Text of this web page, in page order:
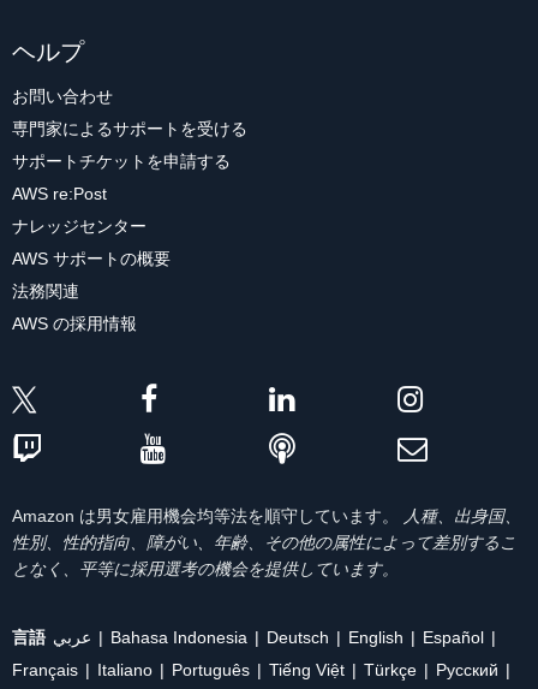
ヘルプ
お問い合わせ
専門家によるサポートを受ける
サポートチケットを申請する
AWS re:Post
ナレッジセンター
AWS サポートの概要
法務関連
AWS の採用情報
Amazon は男女雇用機会均等法を順守しています。
人種、出身国、
性別、性的指向、障がい、年齢、その他の属性によって差別するこ
となく、平等に採用選考の機会を提供しています。
言語 عربي Bahasa Indonesia Deutsch English
Español
Français
Italiano Português Tiếng Việt Türkçe Ρусский